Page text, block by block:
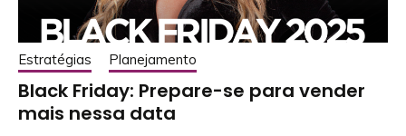
Estratégias Planejamento
Black Friday: Prepare-se para vender
mais nessa data